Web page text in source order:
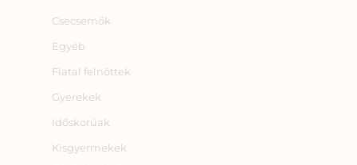
Csecsemők
Egyéb
Fiatal felnőttek
Gyerekek
Időskorúak
Kisgyermekek